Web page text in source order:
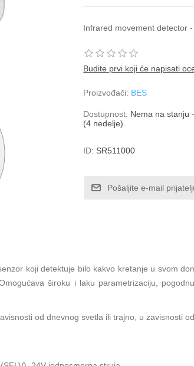
Infrared movement detector
Budite prvi koji će napisati
Proizvođači: BES
Dostupnost: Nema na stanju
(4 nedelje).
ID: SR511000
koji detektuje bilo kakvo kretanje u svom
široku i laku parametrizaciju,
od dnevnog svetla ili trajno, u zavisnosti